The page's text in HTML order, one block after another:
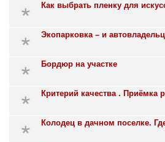
Как выбрать пленку для
Экопарковка – и
Бордюр на участке
Критерий качества . Приёмка
Колодец в дачном поселке.